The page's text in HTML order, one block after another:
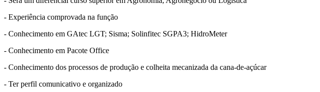
- Experiência comprovada na função
- Conhecimento em GAtec LGT; Sisma; Solinfitec SGPA3; HidroMeter
- Conhecimento em Pacote Office
- Conhecimento dos processos de produção e colheita mecanizada da cana-de-açúcar
- Ter perfil comunicativo e organizado